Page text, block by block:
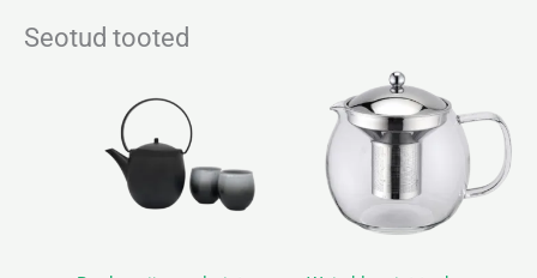
Seotud tooted